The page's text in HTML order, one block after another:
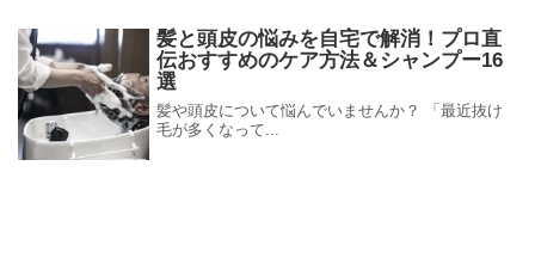
髪と頭皮の悩みを自宅で解消！プロ直
伝おすすめのケア方法＆シャンプー16
選
髪や頭皮について悩んでいませんか？ 「最近抜け
毛が多くなって...